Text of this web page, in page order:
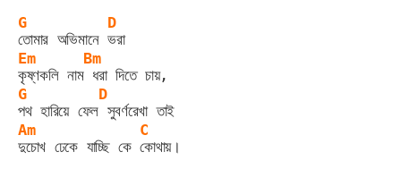
G
তোমার অভিমানে
D
ভরা
Em
কৃষ্ণকলি নাম
Bm
ধরা দিতে চায়,
G
পথ হারিয়ে ফেল
D
সুবর্ণরেখা তাই
Am
দুচোখ ঢেকে যাচ্ছি কে
C
কোথায়।